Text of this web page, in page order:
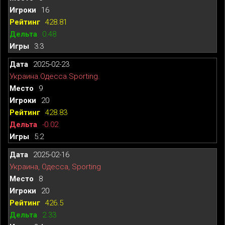
16
428.81
0.48
3:3
2025-02-23
Украина.Одесса.Sporting.
9
20
428.83
-0.02
5:2
2025-02-16
Украина, Одесса, Sporting
8
20
426.5
2.33